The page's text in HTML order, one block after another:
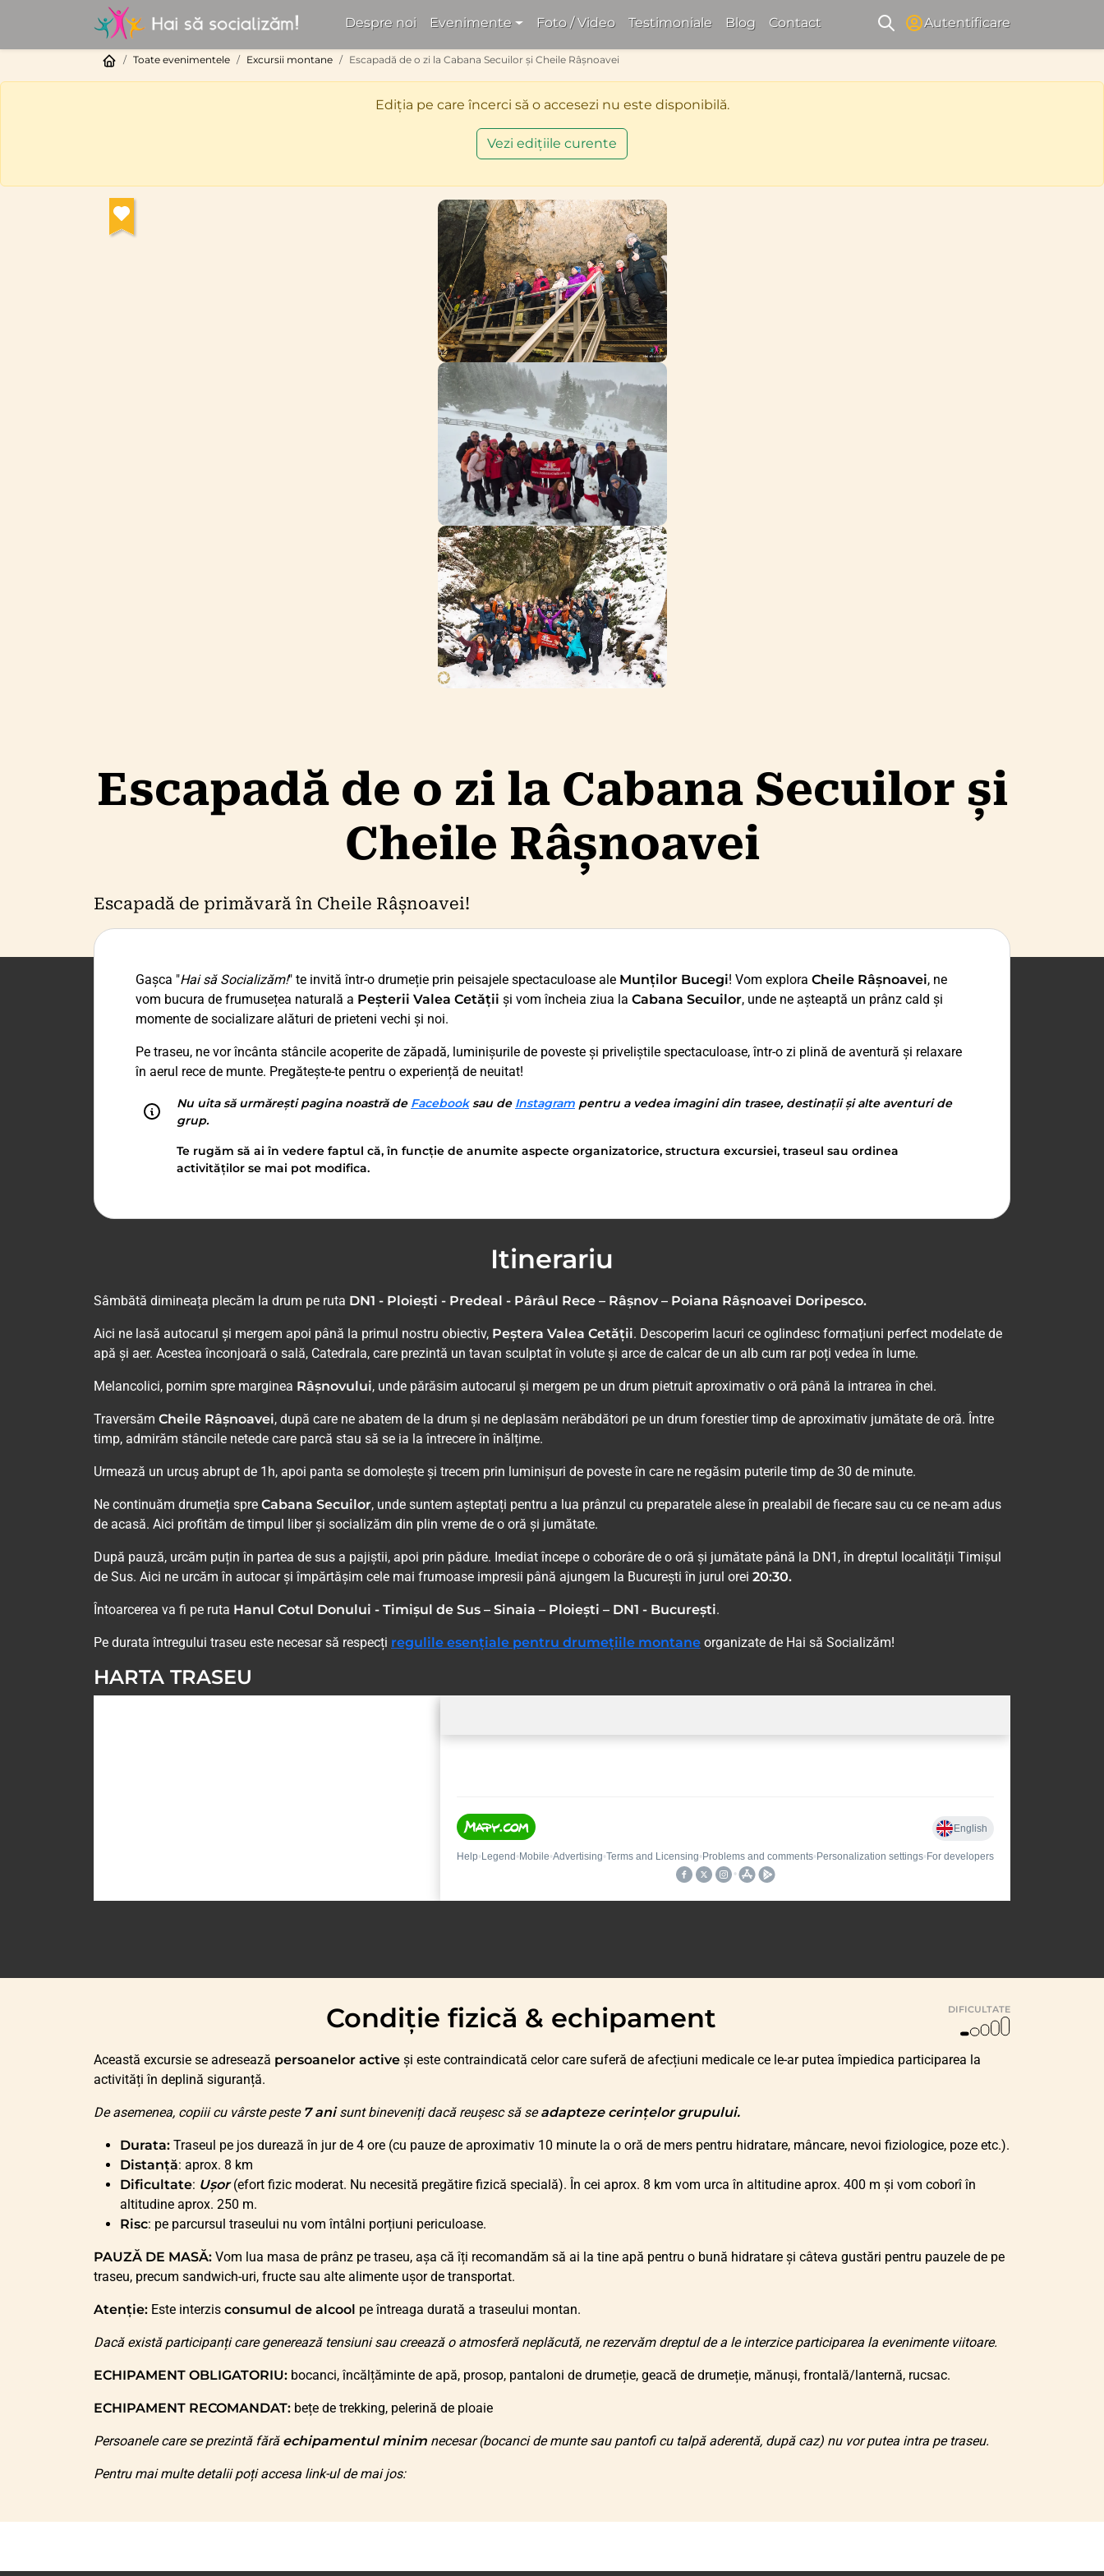
Despre noi Evenimente Foto / Video Testimoniale Blog Contact Autentificare
Toate evenimentele Excursii montane Escapadă de o zi la Cabana Secuilor și Cheile Râșnoavei
Ediția pe care încerci să o accesezi nu este disponibilă.
Vezi edițiile curente
Escapadă de o zi la Cabana Secuilor și
Cheile Râșnoavei
Escapadă de primăvară în Cheile Râșnoavei!
Gașca "Hai să Socializăm!" te invită într-o drumeție prin peisajele spectaculoase ale Munților Bucegi! Vom explora Cheile Râșnoavei, ne
vom bucura de frumusețea naturală a Peșterii Valea Cetății și vom încheia ziua la Cabana Secuilor, unde ne așteaptă un prânz cald și
momente de socializare alături de prieteni vechi și noi.
Pe traseu, ne vor încânta stâncile acoperite de zăpadă, luminișurile de poveste și priveliștile spectaculoase, într-o zi plină de aventură și relaxare
în aerul rece de munte. Pregătește-te pentru o experiență de neuitat!
Nu uita să urmărești pagina noastră de Facebooksau de Instagram pentru a vedea imagini din trasee, destinații și alte aventuri de
grup.
Te rugăm să ai în vedere faptul că, în funcție de anumite aspecte organizatorice, structura excursiei, traseul sau ordinea
activităților se mai pot modifica.
Itinerariu
Sâmbătă dimineața plecăm la drum pe ruta DN1 - Ploiești - Predeal - Pârâul Rece – Râșnov – Poiana Râșnoavei Doripesco.
Aici ne lasă autocarul și mergem apoi până la primul nostru obiectiv, Peștera Valea Cetății. Descoperim lacuri ce oglindesc formațiuni perfect modelate de
apă și aer. Acestea înconjoară o sală, Catedrala, care prezintă un tavan sculptat în volute și arce de calcar de un alb cum rar poți vedea în lume.
Melancolici, pornim spre marginea Râșnovului, unde părăsim autocarul și mergem pe un drum pietruit aproximativ o oră până la intrarea în chei.
Traversăm Cheile Râșnoavei, după care ne abatem de la drum și ne deplasăm nerăbdători pe un drum forestier timp de aproximativ jumătate de oră. Între
timp, admirăm stâncile netede care parcă stau să se ia la întrecere în înălțime.
Urmează un urcuș abrupt de 1h, apoi panta se domolește și trecem prin luminișuri de poveste în care ne regăsim puterile timp de 30 de minute.
Ne continuăm drumeția spre Cabana Secuilor, unde suntem așteptați pentru a lua prânzul cu preparatele alese în prealabil de fiecare sau cu ce ne-am adus
de acasă. Aici profităm de timpul liber și socializăm din plin vreme de o oră și jumătate.
După pauză, urcăm puțin în partea de sus a pajiștii, apoi prin pădure. Imediat începe o coborâre de o oră și jumătate până la DN1, în dreptul localității Timișul
de Sus. Aici ne urcăm în autocar și împărtășim cele mai frumoase impresii până ajungem la București în jurul orei 20:30.
Întoarcerea va fi pe ruta Hanul Cotul Donului - Timișul de Sus – Sinaia – Ploiești – DN1 - București.
Pe durata întregului traseu este necesar să respecți regulile esențiale pentru drumețiile montane organizate de Hai să Socializăm!
HARTA TRASEU
Condiție fizică & echipament DIFICULTATE
Această excursie se adresează persoanelor active și este contraindicată celor care suferă de afecțiuni medicale ce le-ar putea împiedica participarea la
activități în deplină siguranță.
De asemenea, copiii cu vârste peste 7 anisunt bineveniți dacă reușesc să seadapteze cerințelor grupului.
Durata: Traseul pe jos durează în jur de 4 ore (cu pauze de aproximativ 10 minute la o oră de mers pentru hidratare, mâncare, nevoi fiziologice, poze etc.).
Distanță: aprox. 8 km
Dificultate: Ușor(efort fizic moderat. Nu necesită pregătire fizică specială). În cei aprox. 8 km vom urca în altitudine aprox. 400 m și vom coborî în
altitudine aprox. 250 m.
Risc: pe parcursul traseului nu vom întâlni porțiuni periculoase.
PAUZĂ DE MASĂ: Vom lua masa de prânz pe traseu, așa că îți recomandăm să ai la tine apă pentru o bună hidratare și câteva gustări pentru pauzele de pe
traseu, precum sandwich-uri, fructe sau alte alimente ușor de transportat.
Atenție: Este interzis consumul de alcool pe întreaga durată a traseului montan.
Dacă există participanți care generează tensiuni sau creează o atmosferă neplăcută, ne rezervăm dreptul de a le interzice participarea la evenimente viitoare.
ECHIPAMENT OBLIGATORIU: bocanci, încălțăminte de apă, prosop, pantaloni de drumeție, geacă de drumeție, mănuși, frontală/lanternă, rucsac.
ECHIPAMENT RECOMANDAT: bețe de trekking, pelerină de ploaie
Persoanele care se prezintă fără echipamentul minim necesar (bocanci de munte sau pantofi cu talpă aderentă, după caz) nu vor putea intra pe traseu.
Pentru mai multe detalii poți accesa link-ul de mai jos: